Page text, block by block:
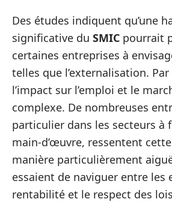
Des études indiquent qu’une
significative du SMIC pourrait
certaines entreprises à
telles que l’externalisation.
l’impact sur l’emploi et le
complexe. De nombreuses
particulier dans les secteurs à
main-d’œuvre, ressentent
manière particulièrement
essaient de naviguer entre les
rentabilité et le respect des